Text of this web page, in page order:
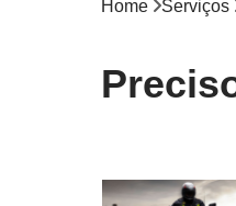
Home Serviços